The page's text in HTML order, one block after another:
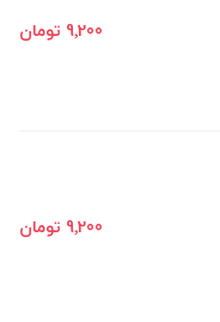
9٬200 تومان
9٬200 تومان